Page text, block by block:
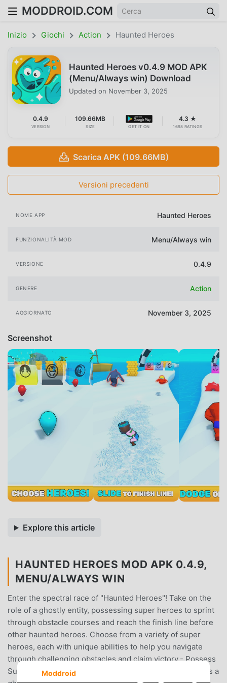
MODDROID.COM
Inizio Giochi Action Haunted Heroes
Haunted Heroes v0.4.9 MOD APK
(Menu/Always win) Download
Updated on November 3, 2025
0.4.9
VERSION
109.66MB
SIZE GET IT ON
4.3 ★
1698 RATINGS
Scarica APK (109.66MB)
Versioni precedenti
NOME APP Haunted Heroes
FUNZIONALITÀ MOD Menu/Always win
VERSIONE 0.4.9
GENERE Action
AGGIORNATO November 3, 2025
Screenshot
Explore this article
HAUNTED HEROES MOD APK 0.4.9,
MENU/ALWAYS WIN
Enter the spectral race of "Haunted Heroes"! Take on the
role of a ghostly entity, possessing super heroes to sprint
through obstacle courses and reach the finish line before
other haunted heroes. Choose from a variety of super
heroes, each with unique abilities to help you navigate
through challenging obstacles and claim victory.- Possess
Super Heroes: Control different types of super heroes as a
Moddroid